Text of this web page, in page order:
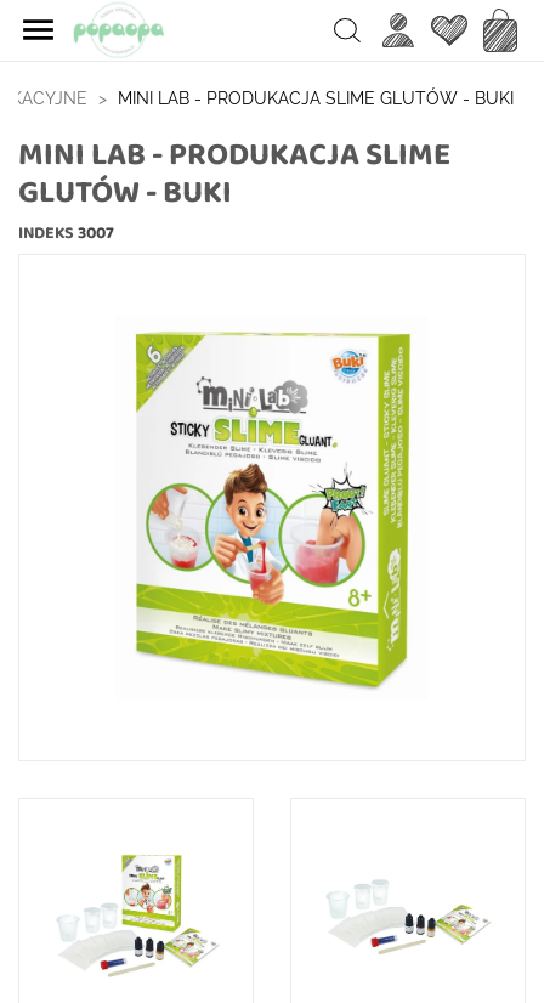
 Search Ulubione
MINI LAB - PRODUKACJA SLIME GLUTÓW - BUKI
MINI LAB - PRODUKACJA SLIME
GLUTÓW - BUKI
INDEKS 3007